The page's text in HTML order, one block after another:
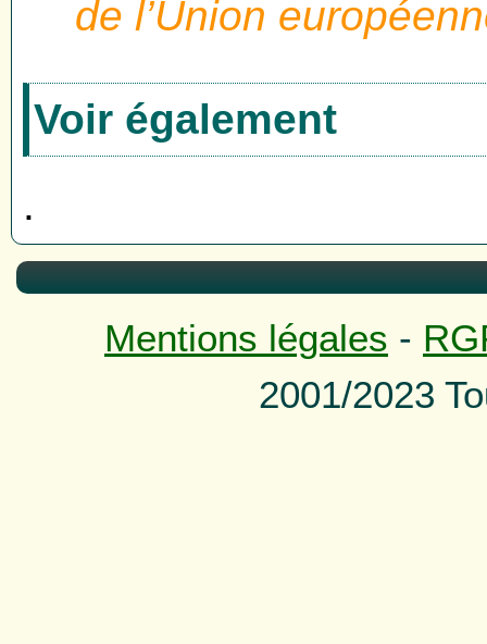
de l’Union
Voir également
.
Mentions légales -
2001/2023